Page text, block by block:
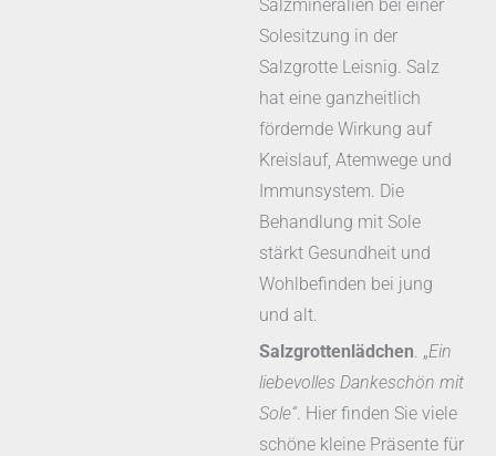
Salzmineralien bei einer
Solesitzung in der
Salzgrotte Leisnig. Salz
hat eine ganzheitlich
fördernde Wirkung auf
Kreislauf, Atemwege und
Immunsystem. Die
Behandlung mit Sole
stärkt Gesundheit und
Wohlbefinden bei jung
und alt.
Salzgrottenlädchen. „Ein
liebevolles Dankeschön mit
Sole“. Hier finden Sie viele
schöne kleine Präsente für